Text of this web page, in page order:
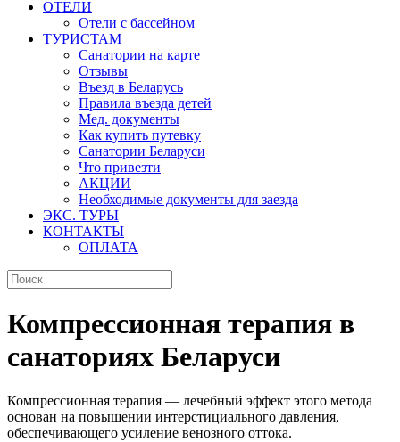
ОТЕЛИ
Отели с бассейном
ТУРИСТАМ
Санатории на карте
Отзывы
Въезд в Беларусь
Правила въезда детей
Мед. документы
Как купить путевку
Санатории Беларуси
Что привезти
АКЦИИ
Необходимые документы для заезда
ЭКС. ТУРЫ
КОНТАКТЫ
ОПЛАТА
Компрессионная терапия в
санаториях Беларуси
Компрессионная терапия — лечебный эффект этого метода
основан на повышении интерстициального давления,
обеспечивающего усиление венозного оттока.